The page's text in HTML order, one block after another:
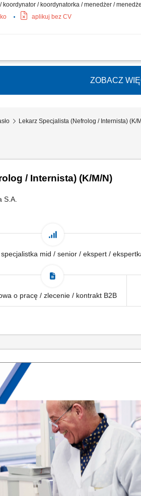
koordynator / koordynatorka / menedżer /
aplikuj bez CV
i medyczne stacją dializ oraz kierowanie
ZOBACZ
Lekarz Specjalista (Nefrolog / Internista) (K/
/ Internista) (K/M/N)
S.A.
mid / senior / ekspert /
o pracę / zlecenie / kontrakt B2B